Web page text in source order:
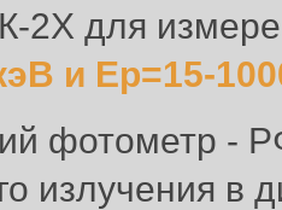
2Х для
и Ер=15-
фотометр -
излучения в